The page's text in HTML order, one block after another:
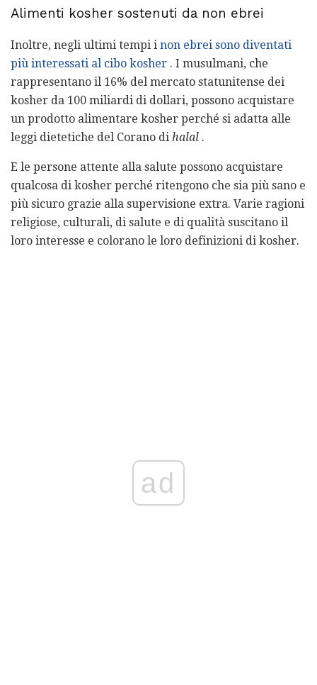
Alimenti kosher sostenuti da non ebrei
Inoltre, negli ultimi tempi i non ebrei sono diventati
più interessati al cibo kosher . I musulmani, che
rappresentano il 16% del mercato statunitense dei
kosher da 100 miliardi di dollari, possono acquistare
un prodotto alimentare kosher perché si adatta alle
leggi dietetiche del Corano di halal .
E le persone attente alla salute possono acquistare
qualcosa di kosher perché ritengono che sia più sano e
più sicuro grazie alla supervisione extra. Varie ragioni
religiose, culturali, di salute e di qualità suscitano il
loro interesse e colorano le loro definizioni di kosher.
ad